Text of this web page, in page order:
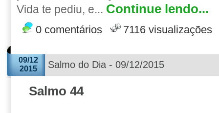
Vida te pediu, e... Continue lendo...
0 comentários 7116 visualizações
09/12
2015
Salmo do Dia - 09/12/2015
Salmo 44